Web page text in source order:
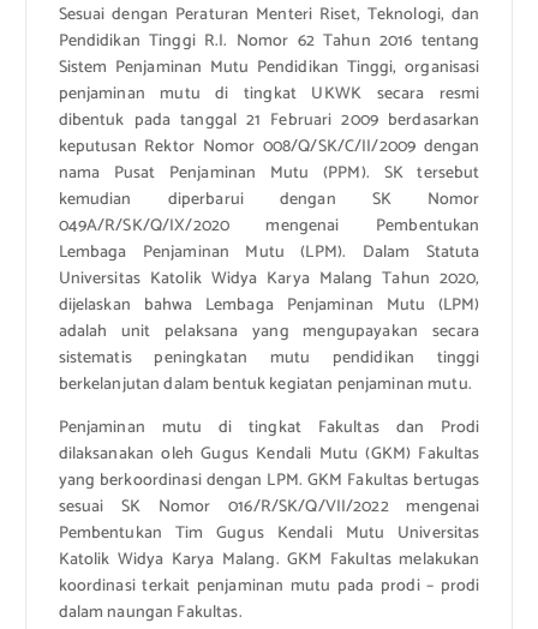
Sesuai dengan Peraturan Menteri Riset, Teknologi, dan
Pendidikan Tinggi R.I. Nomor 62 Tahun 2016 tentang
Sistem Penjaminan Mutu Pendidikan Tinggi, organisasi
penjaminan mutu di tingkat UKWK secara resmi
dibentuk pada tanggal 21 Februari 2009 berdasarkan
keputusan Rektor Nomor 008/Q/SK/C/II/2009 dengan
nama Pusat Penjaminan Mutu (PPM). SK tersebut
kemudian diperbarui dengan SK Nomor
049A/R/SK/Q/IX/2020 mengenai Pembentukan
Lembaga Penjaminan Mutu (LPM). Dalam Statuta
Universitas Katolik Widya Karya Malang Tahun 2020,
dijelaskan bahwa Lembaga Penjaminan Mutu (LPM)
adalah unit pelaksana yang mengupayakan secara
sistematis peningkatan mutu pendidikan tinggi
berkelanjutan dalam bentuk kegiatan penjaminan mutu.
Penjaminan mutu di tingkat Fakultas dan Prodi
dilaksanakan oleh Gugus Kendali Mutu (GKM) Fakultas
yang berkoordinasi dengan LPM. GKM Fakultas bertugas
sesuai SK Nomor 016/R/SK/Q/VII/2022 mengenai
Pembentukan Tim Gugus Kendali Mutu Universitas
Katolik Widya Karya Malang. GKM Fakultas melakukan
koordinasi terkait penjaminan mutu pada prodi – prodi
dalam naungan Fakultas.